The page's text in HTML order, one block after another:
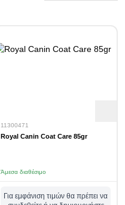
11300471
Royal Canin Coat Care 85gr
Άμεσα διαθέσιμο
Για εμφάνιση τιμών θα πρέπει να